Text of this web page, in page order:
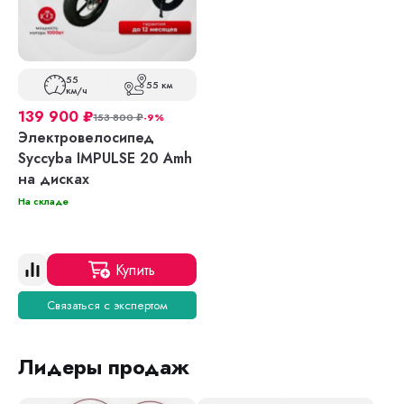
55
км/ч 55 км
139 900 ₽153 800₽-9%
Электровелосипед
Syccyba IMPULSE 20 Amh
на дисках
На складе
Купить
Связаться с экспертом
Лидеры продаж